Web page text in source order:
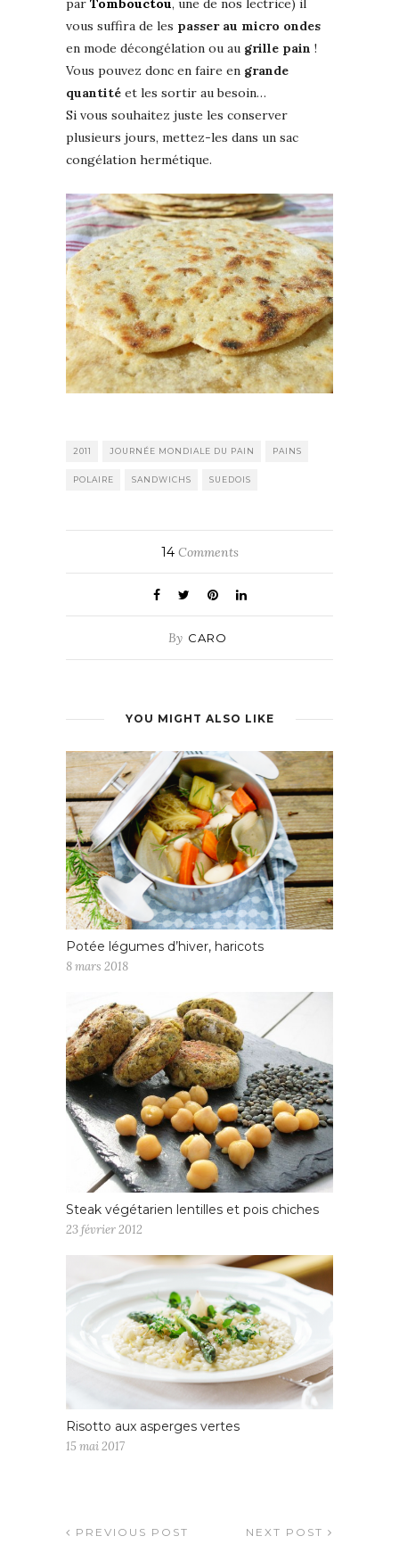
par Tombouctou, une de nos lectrice) il
vous suffira de les passer au micro ondes
en mode décongélation ou au grille pain !
Vous pouvez donc en faire en grande
quantité et les sortir au besoin…
Si vous souhaitez juste les conserver
plusieurs jours, mettez-les dans un sac
congélation hermétique.
2011 JOURNÉE MONDIALE DU PAIN PAINS
POLAIRE SANDWICHS SUEDOIS
14Comments
By CARO
YOU MIGHT ALSO LIKE
Potée légumes d’hiver, haricots
8 mars 2018
Steak végétarien lentilles et pois chiches
23 février 2012
Risotto aux asperges vertes
15 mai 2017
PREVIOUS POST NEXT POST